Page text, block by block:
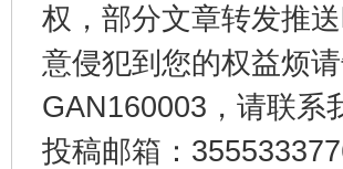
权，部分文章转发推
意侵犯到您的权益烦
GAN160003，请联系
投稿邮箱：